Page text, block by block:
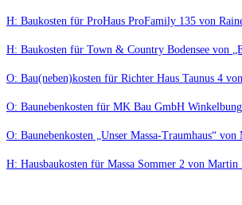
H: Baukosten für ProHaus ProFamily 135 von
H: Baukosten für Town & Country Bodensee von
O: Bau(neben)kosten für Richter Haus Taunus 4
O: Baunebenkosten für MK Bau GmbH
O: Baunebenkosten „Unser Massa-Traumhaus“
H: Hausbaukosten für Massa Sommer 2 von